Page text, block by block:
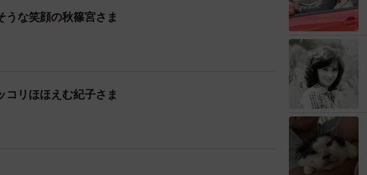
うな笑顔の秋篠宮さま
コリほほえむ紀子さま